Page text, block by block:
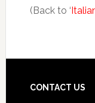
(Back to ‘
CONTACT US